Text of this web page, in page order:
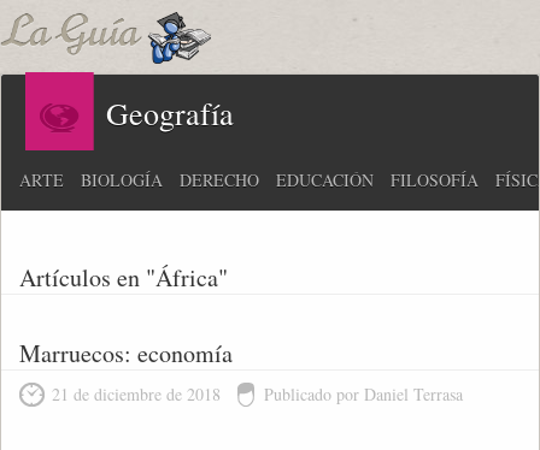
Geografía
ARTE BIOLOGÍA DERECHO EDUCACIÓN FILOSOFÍA
Artículos en "África"
Marruecos: economía
21 de diciembre de 2018 Publicado por Daniel Terrasa